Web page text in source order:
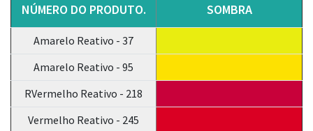
NÚMERO DO PRODUTO. SOMBRA
Amarelo Reativo - 37
Amarelo Reativo - 95
RVermelho Reativo - 218
Vermelho Reativo - 245